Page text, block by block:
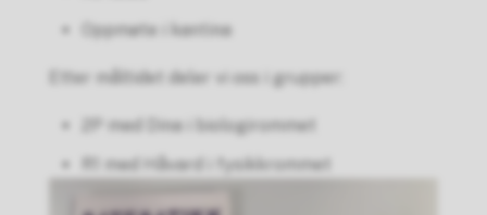
Oppmøte i kantina
Etter måltidet deler vi oss i grupper:
2P med Dina i biologirommet
R1 med Håvard i fysikkrommet